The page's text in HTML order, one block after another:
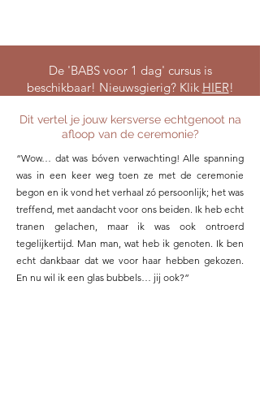
De 'BABS voor 1 dag' cursus is
beschikbaar! Nieuwsgierig? Klik HIER!
Dit vertel je jouw kersverse echtgenoot na
afloop van de ceremonie?
“Wow… dat was bóven verwachting! Alle spanning
was in een keer weg toen ze met de ceremonie
begon en ik vond het verhaal zó persoonlijk; het was
treffend, met aandacht voor ons beiden. Ik heb echt
tranen gelachen, maar ik was ook ontroerd
tegelijkertijd. Man man, wat heb ik genoten. Ik ben
echt dankbaar dat we voor haar hebben gekozen.
En nu wil ik een glas bubbels… jij ook?”